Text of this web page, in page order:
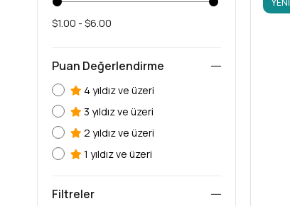
$1.00 - $6.00
Puan Değerlendirme
4 yıldız ve üzeri
3 yıldız ve üzeri
2 yıldız ve üzeri
1 yıldız ve üzeri
Filtreler
YENI